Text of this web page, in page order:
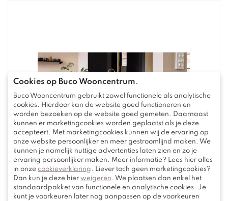
Cookies op Buco Wooncentrum.
Buco Wooncentrum gebruikt zowel functionele als analytische
cookies. Hierdoor kan de website goed functioneren en
worden bezoeken op de website goed gemeten. Daarnaast
kunnen er marketingcookies worden geplaatst als je deze
accepteert. Met marketingcookies kunnen wij de ervaring op
onze website persoonlijker en meer gestroomlijnd maken. We
kunnen je namelijk nuttige advertenties laten zien en zo je
ervaring persoonlijker maken. Meer informatie? Lees hier alles
in onze cookieverklaring . Liever toch geen marketingcookies?
Dan kun je deze hier weigeren . We plaatsen dan enkel het
standaardpakket van functionele en analytische cookies. Je
kunt je voorkeuren later nog aanpassen op de voorkeuren